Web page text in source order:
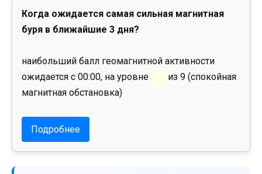
Когда ожидается самая сильная магнитная
буря в ближайшие 3 дня?
наибольший балл геомагнитной активности
ожидается с 00:00, на уровне
0
из 9 (спокойная
магнитная обстановка)
Подробнее